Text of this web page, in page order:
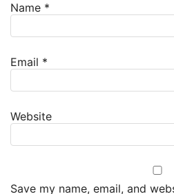
Name *
Email *
Website
Save my name, email, and